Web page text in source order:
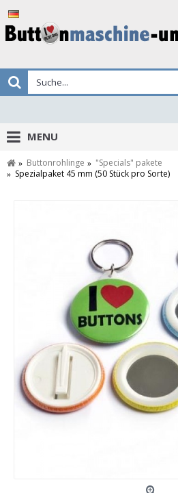
MENU
Buttonrohlinge
"Specials" pakete
Spezialpaket 45 mm (50 Stück pro Sorte)